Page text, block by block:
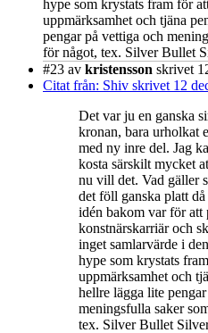
hype som krystats fram för
uppmärksamhet och tjäna
pengar på vettiga och
för något, tex. Silver Bullet
#23 av kristensson skrivet
Citat från: Shiv skrivet 12
Det var ju en ganska
kronan, bara urholkat
med ny inre del. Jag
kosta särskilt mycket
nu vill det. Vad gäller
det föll ganska platt
idén bakom var för att
konstnärskarriär och
inget samlarvärde i
hype som krystats
uppmärksamhet och
hellre lägga lite
meningsfulla saker
tex. Silver Bullet